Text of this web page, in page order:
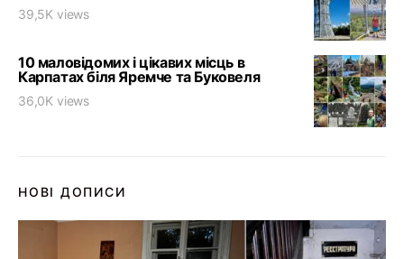
39,5K views
10 маловідомих і цікавих місць в
Карпатах біля Яремче та Буковеля
36,0K views
НОВІ ДОПИСИ